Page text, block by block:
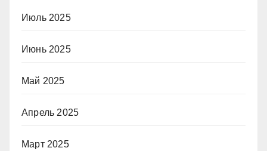
Июль 2025
Июнь 2025
Май 2025
Апрель 2025
Март 2025